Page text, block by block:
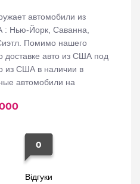
автомобили из
Нью-Йорк, Саванна,
Помимо нашего
доставке авто из США под
из США в наличии в
автомобили на
0
Відгуки